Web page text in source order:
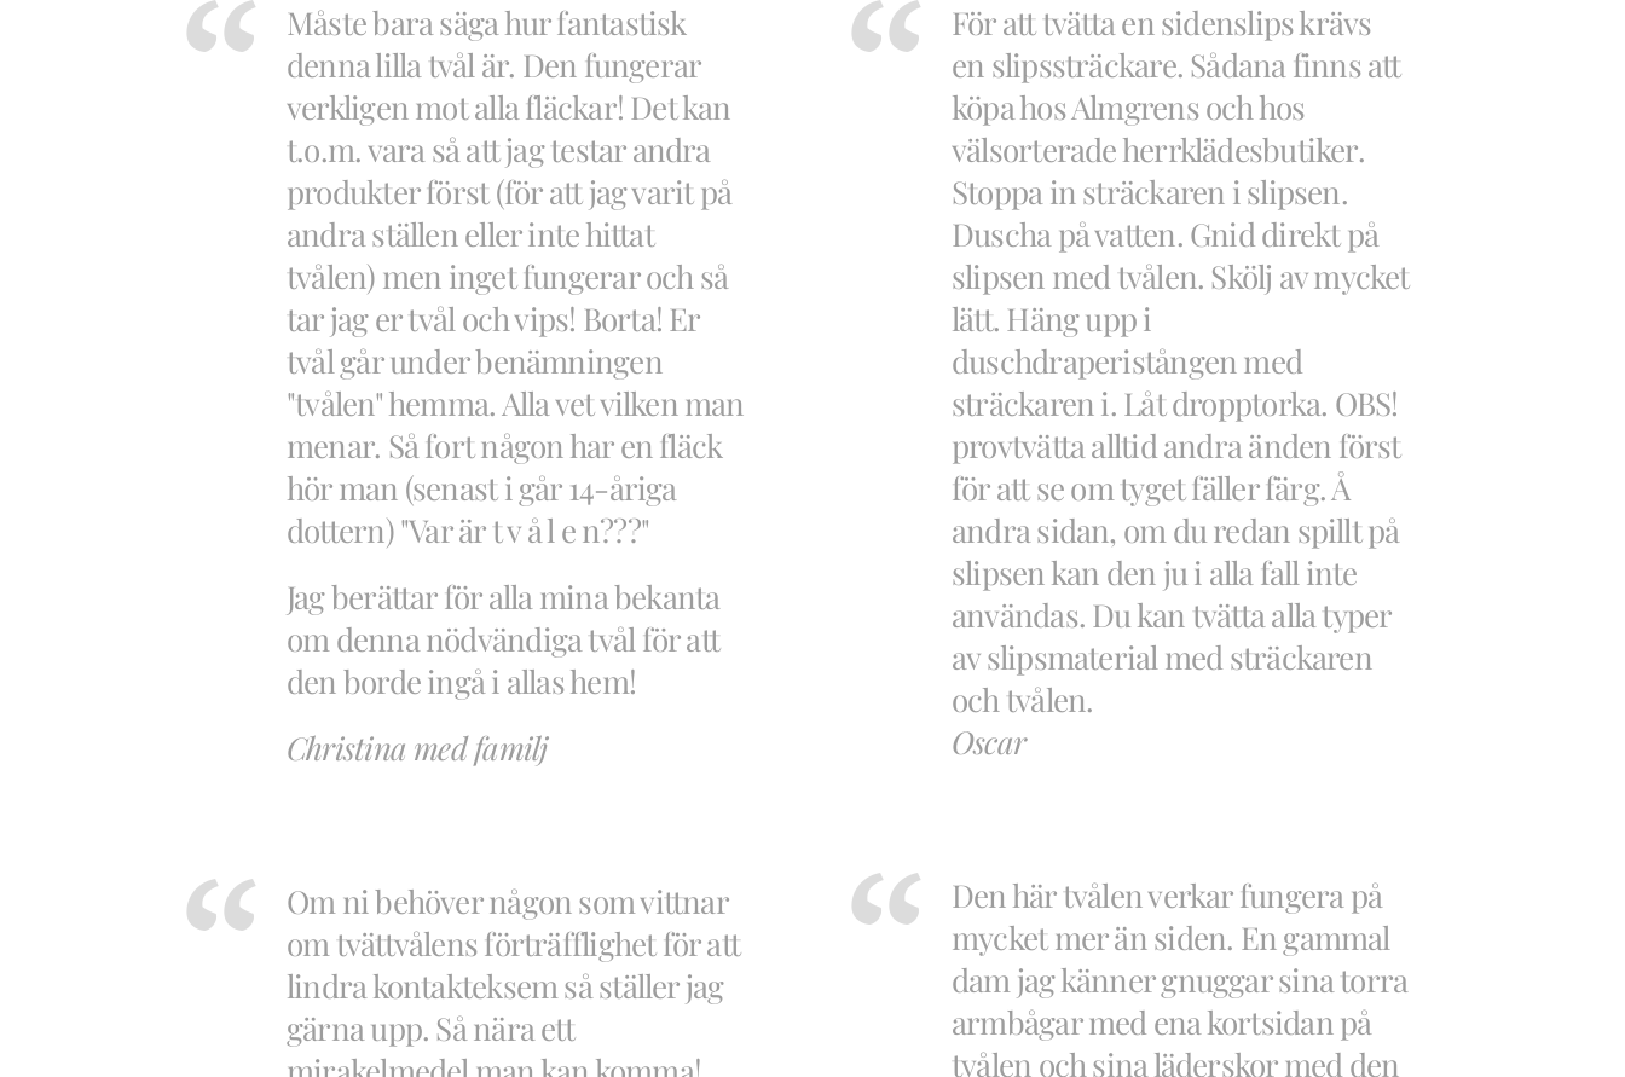
Måste bara säga hur fantastisk
denna lilla tvål är. Den fungerar
verkligen mot alla fläckar! Det kan
t.o.m. vara så att jag testar andra
produkter först (för att jag varit på
andra ställen eller inte hittat
tvålen) men inget fungerar och så
tar jag er tvål och vips! Borta! Er
tvål går under benämningen
"tvålen" hemma. Alla vet vilken man
menar. Så fort någon har en fläck
hör man (senast i går 14-åriga
dottern) "Var är t v å l e n???"
Jag berättar för alla mina bekanta
om denna nödvändiga tvål för att
den borde ingå i allas hem!
Christina med familj
Om ni behöver någon som vittnar
om tvättvålens förträfflighet för att
lindra kontakteksem så ställer jag
gärna upp. Så nära ett
För att tvätta en sidenslips krävs
en slipssträckare. Sådana finns att
köpa hos Almgrens och hos
välsorterade herrklädesbutiker.
Stoppa in sträckaren i slipsen.
Duscha på vatten. Gnid direkt på
slipsen med tvålen. Skölj av mycket
lätt. Häng upp i
duschdraperistången med
sträckaren i. Låt dropptorka. OBS!
provtvätta alltid andra änden först
för att se om tyget fäller färg. Å
andra sidan, om du redan spillt på
slipsen kan den ju i alla fall inte
användas. Du kan tvätta alla typer
av slipsmaterial med sträckaren
och tvålen.
Oscar
Den här tvålen verkar fungera på
mycket mer än siden. En gammal
dam jag känner gnuggar sina torra
armbågar med ena kortsidan på
tvålen och sina läderskor med den